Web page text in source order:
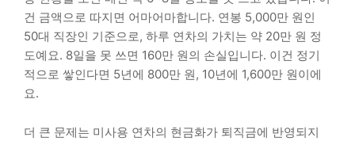
건 금액으로 따지면 어마어마합니다. 연봉 5,000만 원인
50대 직장인 기준으로, 하루 연차의 가치는 약 20만 원 정
도예요. 8일을 못 쓰면 160만 원의 손실입니다. 이건 정기
적으로 쌓인다면 5년에 800만 원, 10년에 1,600만 원이에
요.
더 큰 문제는 미사용 연차의 현금화가 퇴직금에 반영되지